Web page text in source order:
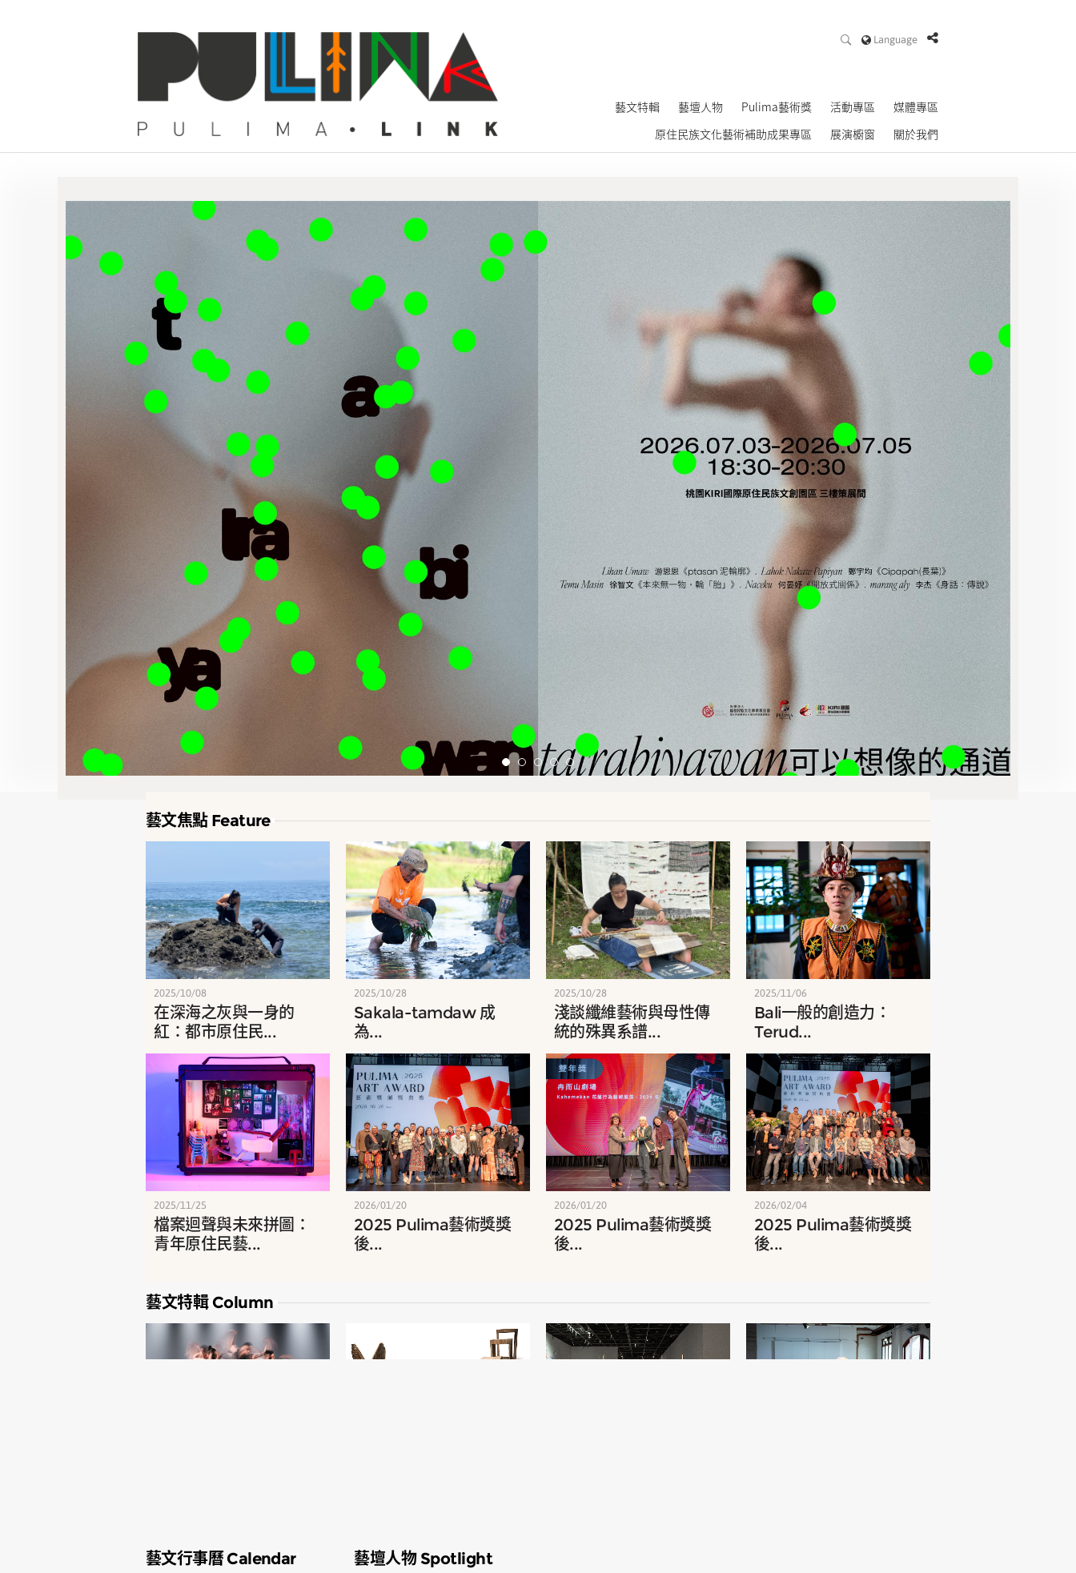
Language
藝文特輯 藝壇人物 Pulima藝術獎 活動專區
媒體專區
原住民族文化藝術補助成果專區
展演櫥窗 關於我們
藝文焦點 Feature
2025/10/08
在深海之灰與一身的
紅：都市原住民...
2025/10/28
Sakala-tamdaw 成
為...
2025/10/28
淺談纖維藝術與母性傳
統的殊異系譜...
2025/11/06
Bali一般的創造力：
Terud...
2025/11/25
檔案迴聲與未來拼圖：
青年原住民藝...
2026/01/20
2025 Pulima藝術獎獎
後...
2026/01/20
2025 Pulima藝術獎獎
後...
2026/02/04
2025 Pulima藝術獎獎
後...
藝文特輯Column
藝文行事曆 Calendar 藝壇人物 Spotlight